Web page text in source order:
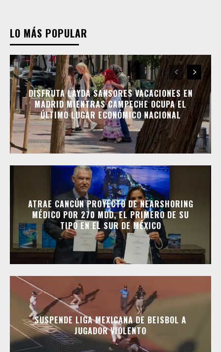
LO MÁS POPULAR
DISFRUTA LAYDA SANSORES VACACIONES EN
MADRID MIENTRAS CAMPECHE OCUPA EL
ÚLTIMO LUGAR ECONÓMICO NACIONAL
ATRAE CANCÚN PROYECTO DE NEARSHORING
MÉDICO POR 270 MDD, EL PRIMERO DE SU
TIPO EN EL SUR DE MÉXICO
SUSPENDE LIGA MEXICANA DE BEISBOL A
JUGADOR VIOLENTO